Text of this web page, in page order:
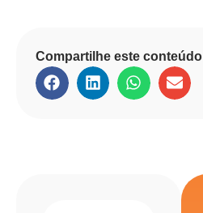
Compartilhe este conteúdo